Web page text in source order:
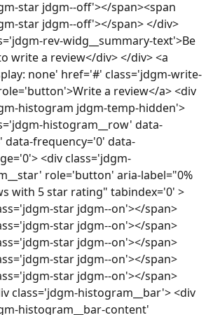
star jdgm--off'></span><span
star jdgm--off'></span> </div>
rev-widg__summary-text'>Be
write a review</div> </div> <a
none' href='#' class='jdgm-write-
a review</a> <div
histogram jdgm-temp-hidden'>
histogram__row' data-
data-frequency='0' data-
<div class='jdgm-
role='button' aria-label="0%
with 5 star rating" tabindex='0' >
star jdgm--on'></span>
star jdgm--on'></span>
star jdgm--on'></span>
star jdgm--on'></span>
star jdgm--on'></span>
class='jdgm-histogram__bar'> <div
histogram__bar-content'